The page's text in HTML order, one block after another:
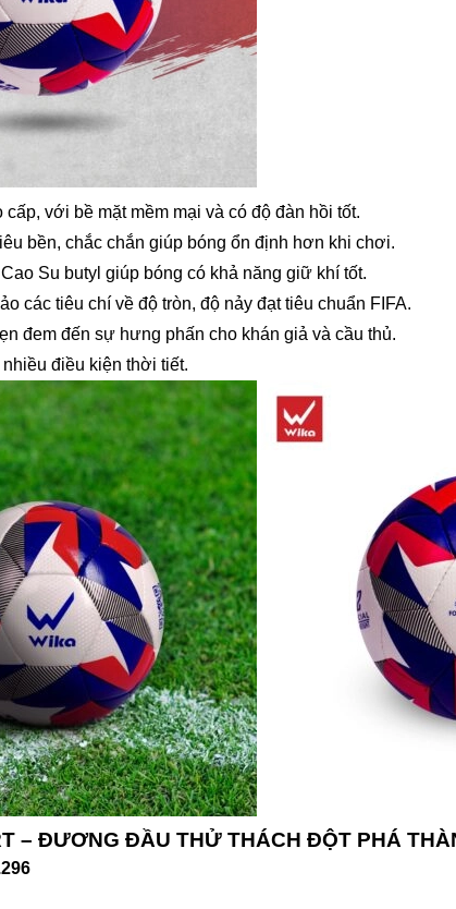
với bề mặt mềm mại và có độ đàn hồi tốt.
bền, chắc chắn giúp bóng ổn định hơn khi chơi.
Su butyl giúp bóng có khả năng giữ khí tốt.
các tiêu chí về độ tròn, độ nảy đạt tiêu chuẩn FIFA.
đem đến sự hưng phấn cho khán giả và cầu thủ.
điều kiện thời tiết.
– ĐƯƠNG ĐẦU THỬ THÁCH ĐỘT PHÁ